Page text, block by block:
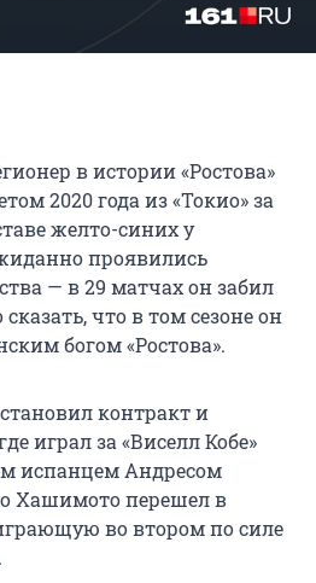
в истории «Ростова»
2020 года из «Токио» за
желто-синих у
проявились
— в 29 матчах он забил
что в том сезоне он
богом «Ростова».
контракт и
играл за «Виселл Кобе»
испанцем Андресом
Хашимото перешел в
во втором по силе